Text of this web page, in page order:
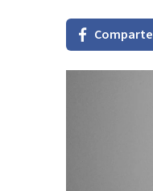
Comparte